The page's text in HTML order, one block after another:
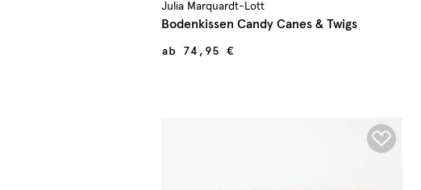
Julia Marquardt-Lott
Bodenkissen Candy Canes & Twigs
ab 74,95 €